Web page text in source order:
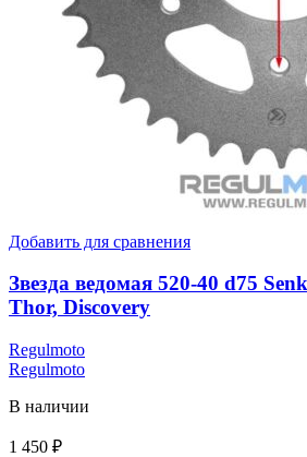
Добавить для сравнения
Звезда ведомая 520-40 d75
Thor, Discovery
Regulmoto
Regulmoto
В наличии
1 450 ₽